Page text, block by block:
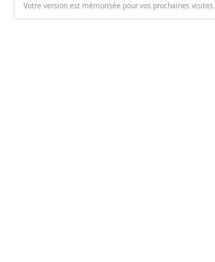
Votre version est mémorisée pour vos prochaines visites.